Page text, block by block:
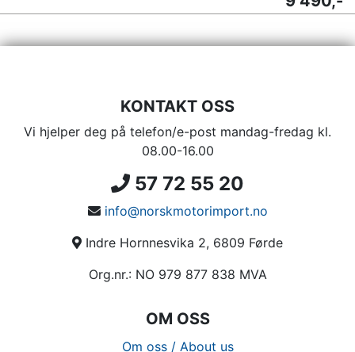
KONTAKT OSS
Vi hjelper deg på telefon/e-post mandag-fredag kl.
08.00-16.00
57 72 55 20
info@norskmotorimport.no
Indre Hornnesvika 2, 6809 Førde
Org.nr.: NO 979 877 838 MVA
OM OSS
Om oss / About us